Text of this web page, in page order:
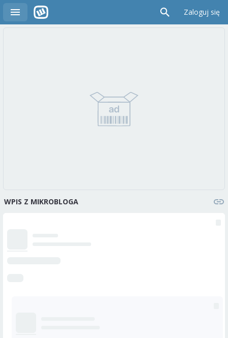
Zaloguj się
WPIS Z MIKROBLOGA